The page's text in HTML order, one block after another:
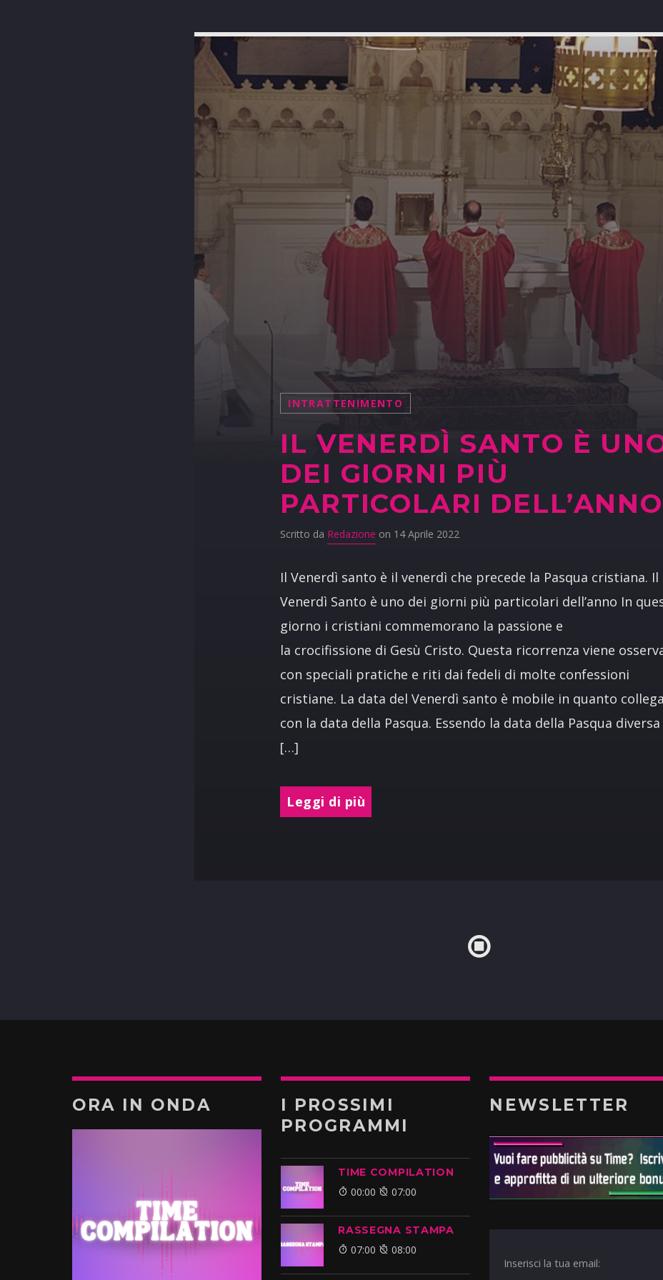
INTRATTENIMENTO
IL VENERDÌ SANTO È
DEI GIORNI PIÙ
PARTICOLARI DELL’ANNO
Scritto da Redazione on 14 Aprile 2022
Il Venerdì santo è il venerdì che precede la Pasqua cristiana. Il
Venerdì Santo è uno dei giorni più particolari dell’anno In
giorno i cristiani commemorano la passione e
la crocifissione di Gesù Cristo. Questa ricorrenza viene
con speciali pratiche e riti dai fedeli di molte confessioni
cristiane. La data del Venerdì santo è mobile in quanto
con la data della Pasqua. Essendo la data della Pasqua diversa
[…]
Leggi di più
ORA IN ONDA
I PROSSIMI
PROGRAMMI
TIME COMPILATION
00:00 07:00
RASSEGNA STAMPA
07:00 08:00
NEWSLETTER
Inserisci la tua email: